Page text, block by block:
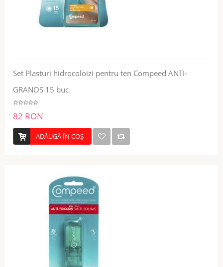
Set Plasturi hidrocoloizi pentru ten Compeed ANTI-
GRANOS 15 buc
82 RON
ADĂUGĂ ÎN COŞ